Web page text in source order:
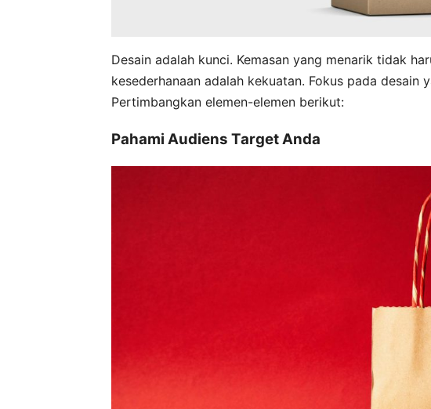
Desain adalah kunci. Kemasan yang menarik tidak
kesederhanaan adalah kekuatan. Fokus pada
Pertimbangkan elemen-elemen berikut:
Pahami Audiens Target Anda